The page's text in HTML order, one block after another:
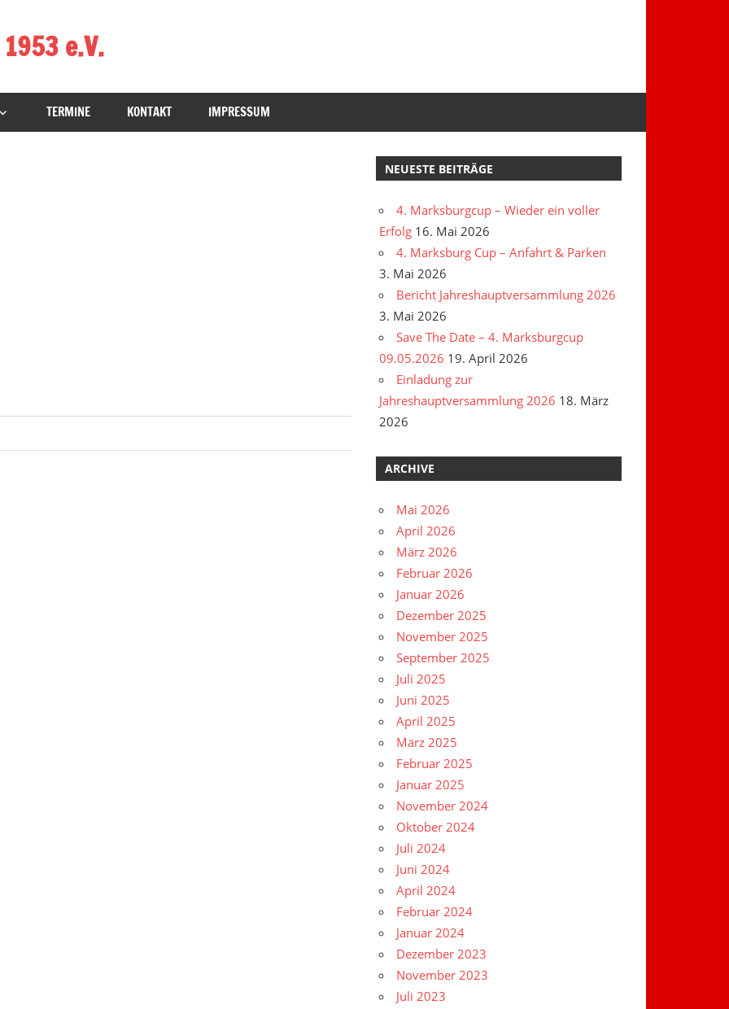
e.V.
TERMINE KONTAKT IMPRESSUM
NEUESTE BEITRÄGE
4. Marksburgcup – Wieder ein voller
Erfolg 16. Mai 2026
4. Marksburg Cup – Anfahrt & Parken
3. Mai 2026
Bericht Jahreshauptversammlung 2026
3. Mai 2026
Save The Date – 4. Marksburgcup
09.05.2026 19. April 2026
Einladung zur
Jahreshauptversammlung 2026 18. März
2026
ARCHIVE
Mai 2026
April 2026
März 2026
Februar 2026
Januar 2026
Dezember 2025
November 2025
September 2025
Juli 2025
Juni 2025
April 2025
März 2025
Februar 2025
Januar 2025
November 2024
Oktober 2024
Juli 2024
Juni 2024
April 2024
Februar 2024
Januar 2024
Dezember 2023
November 2023
Juli 2023